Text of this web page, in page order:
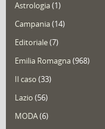
Astrologia(1)
Campania(14)
Editoriale(7)
Emilia Romagna(968)
Il caso (33)
Lazio (56)
MODA(6)